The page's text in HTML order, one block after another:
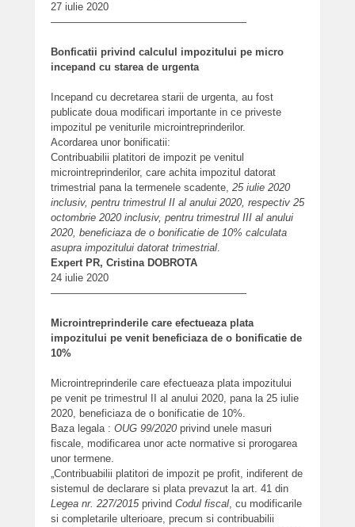
27 iulie 2020
———————————————————
Bonficatii privind calculul impozitului pe micro
incepand cu starea de urgenta
Incepand cu decretarea starii de urgenta, au fost
publicate doua modificari importante in ce priveste
impozitul pe veniturile microintreprinderilor.
Acordarea unor bonificatii:
Contribuabilii platitori de impozit pe venitul
microintreprinderilor, care achita impozitul datorat
trimestrial pana la termenele scadente, 25 iulie 2020
inclusiv, pentru trimestrul II al anului 2020, respectiv 25
octombrie 2020 inclusiv, pentru trimestrul III al anului
2020, beneficiaza de o bonificatie de 10% calculata
asupra impozitului datorat trimestrial.
Expert PR, Cristina DOBROTA
24 iulie 2020
———————————————————
Microintreprinderile care efectueaza plata
impozitului pe venit beneficiaza de o bonificatie de
10%
Microintreprinderile care efectueaza plata impozitului
pe venit pe trimestrul II al anului 2020, pana la 25 iulie
2020, beneficiaza de o bonificatie de 10%.
Baza legala : OUG 99/2020 privind unele masuri
fiscale, modificarea unor acte normative si prorogarea
unor termene.
„Contribuabilii platitori de impozit pe profit, indiferent de
sistemul de declarare si plata prevazut la art. 41 din
Legea nr. 227/2015privind Codul fiscal, cu modificarile
si completarile ulterioare, precum si contribuabilii